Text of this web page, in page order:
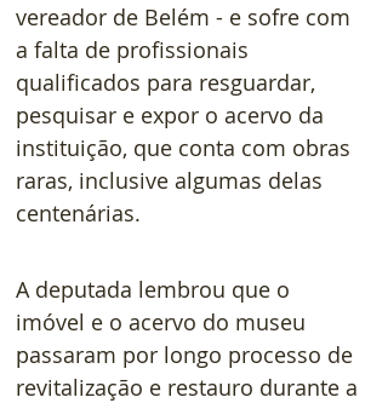
vereador de Belém - e sofre com
a falta de profissionais
qualificados para resguardar,
pesquisar e expor o acervo da
instituição, que conta com obras
raras, inclusive algumas delas
centenárias.
A deputada lembrou que o
imóvel e o acervo do museu
passaram por longo processo de
revitalização e restauro durante a